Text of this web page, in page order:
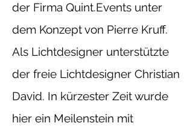
der Firma Quint.Events unter
dem Konzept von Pierre Kruff.
Als Lichtdesigner unterstützte
der freie Lichtdesigner Christian
David. In kürzester Zeit wurde
hier ein Meilenstein mit